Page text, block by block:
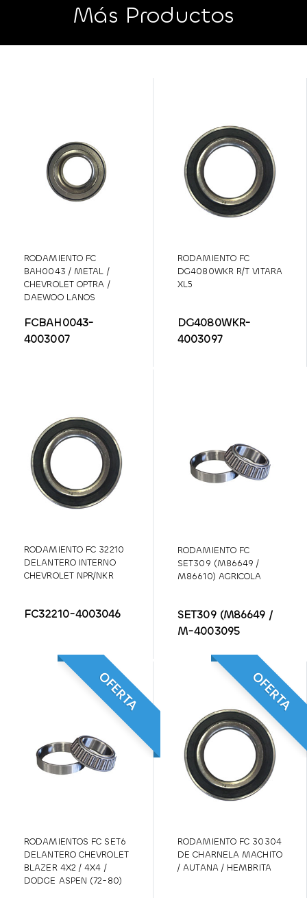
Más Productos
RODAMIENTO FC
BAH0043 / METAL /
CHEVROLET OPTRA /
DAEWOO LANOS
FCBAH0043-
4003007
RODAMIENTO FC
DG4080WKR R/T VITARA
XL5
DG4080WKR-
4003097
RODAMIENTO FC 32210
DELANTERO INTERNO
CHEVROLET NPR/NKR
FC32210-4003046
RODAMIENTO FC
SET309 (M86649 /
M86610) AGRICOLA
SET309 (M86649 /
M-4003095
OFERTA
RODAMIENTOS FC SET6
DELANTERO CHEVROLET
BLAZER 4X2 / 4X4 /
DODGE ASPEN (72-80)
OFERTA
RODAMIENTO FC 30304
DE CHARNELA MACHITO
/ AUTANA / HEMBRITA